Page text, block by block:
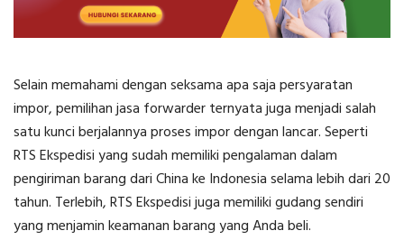
Selain memahami dengan seksamaapa saja persyaratan
impor, pemilihan jasa forwarder ternyata juga menjadi salah
satu kunci berjalannya proses impor dengan lancar. Seperti
RTS Ekspedisi yang sudah memiliki pengalaman dalam
pengiriman barang dari China ke Indonesia selama lebih dari 20
tahun. Terlebih,RTS Ekspedisi juga memiliki gudang sendiri
yang menjamin keamanan barang yang Anda beli.